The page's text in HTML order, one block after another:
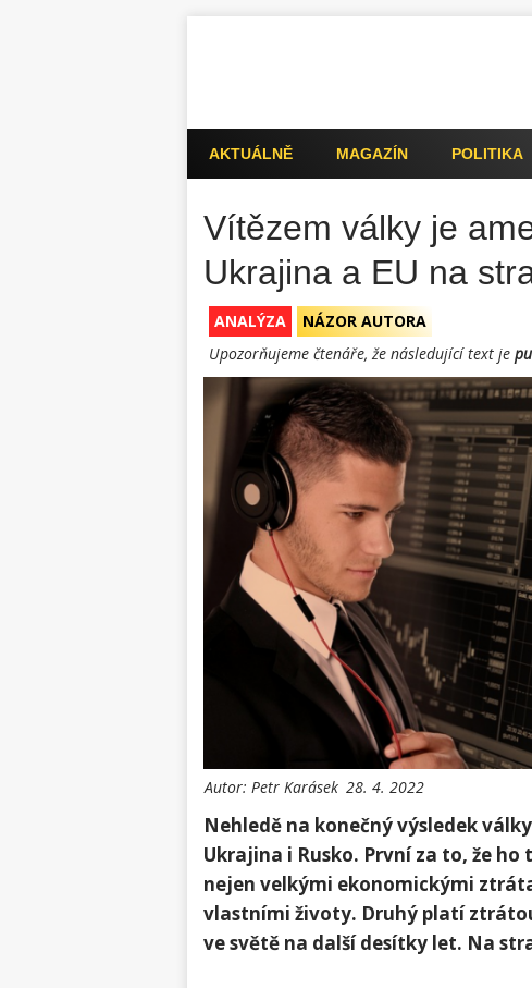
AKTUÁLNĚ MAGAZÍN POLITIKA
Vítězem války je
Ukrajina a EU na
ANALÝZA
NÁZOR AUTORA
Upozorňujeme čtenáře, že následující text je
Autor: Petr Karásek 28. 4. 2022
Nehledě na konečný výsledek
Ukrajina i Rusko. První za to, že
nejen velkými ekonomickými
vlastními životy. Druhý platí
ve světě na další desítky let. Na